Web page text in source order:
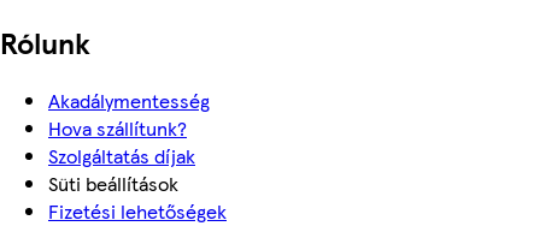
Rólunk
Akadálymentesség
Hova szállítunk?
Szolgáltatás díjak
Süti beállítások
Fizetési lehetőségek